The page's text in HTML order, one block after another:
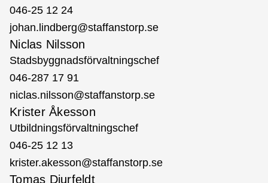
046-25 12 24
johan.lindberg@staffanstorp.se
Niclas Nilsson
Stadsbyggnadsförvaltningschef
046-287 17 91
niclas.nilsson@staffanstorp.se
Krister Åkesson
Utbildningsförvaltningschef
046-25 12 13
krister.akesson@staffanstorp.se
Tomas Djurfeldt